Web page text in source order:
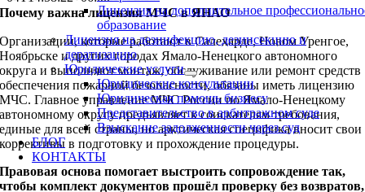
Лицензия на дополнительное
образование
Лицензия на дезинфекцию, дезинсекцию и
дератизацию
Юридические услуги
Юридические консультации
Юридическая помощь бизнесу
Представительство в арбитражном суде
Взыскание задолженности через суд
БЛОГ
КОНТАКТЫ
Почему важна лицензия МЧС в ЯНАО
Организации, которые работают в Салехарде, Новом Уренгое,
Ноябрьске и других городах Ямало-Ненецкого автономного
округа и выполняют монтаж, обслуживание или ремонт средств
обеспечения пожарной безопасности, обязаны иметь лицензию
МЧС. Главное управление МЧС России по Ямало-Ненецкому
автономному округу предъявляет к соискателям требования,
единые для всей страны, но арктическая специфика вносит свои
коррективы в подготовку и прохождение процедуры.
Правовая основа помогает выстроить сопровождение так,
чтобы комплект документов прошёл проверку без возвратов,